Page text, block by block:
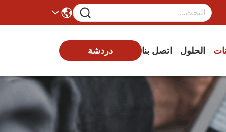
الحلول اتصل بنا دردشة